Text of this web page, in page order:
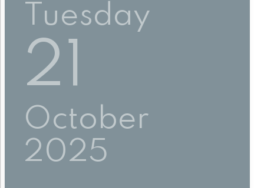
Tuesday
21
October
2025